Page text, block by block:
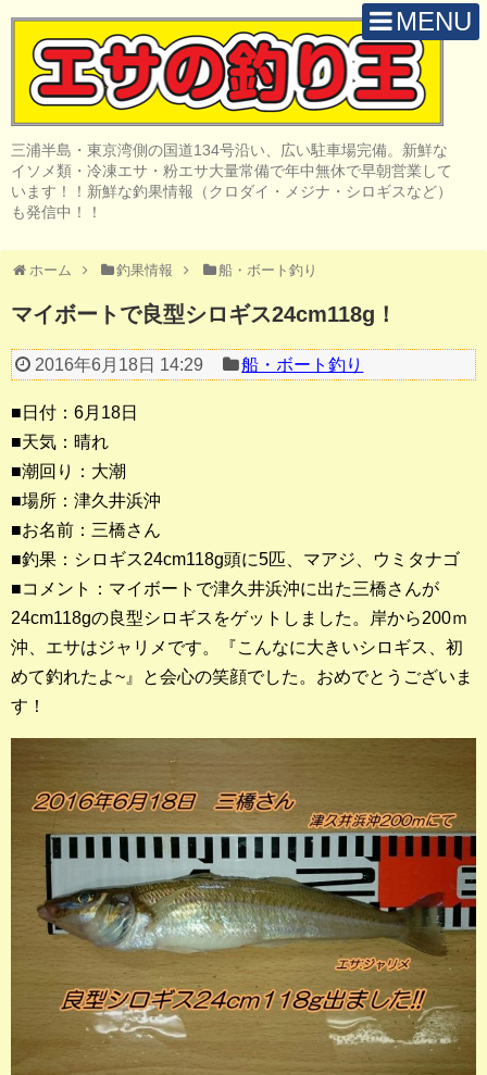
MENU
三浦半島・東京湾側の国道134号沿い、広い駐車場完備。新鮮な
イソメ類・冷凍エサ・粉エサ大量常備で年中無休で早朝営業して
います！！新鮮な釣果情報（クロダイ・メジナ・シロギスなど）
も発信中！！
ホーム 釣果情報 船・ボート釣り
マイボートで良型シロギス24cm118g！
2016年6月18日 14:29 船・ボート釣り
■日付：6月18日
■天気：晴れ
■潮回り：大潮
■場所：津久井浜沖
■お名前：三橋さん
■釣果：シロギス24cm118g頭に5匹、マアジ、ウミタナゴ
■コメント：マイボートで津久井浜沖に出た三橋さんが
24cm118gの良型シロギスをゲットしました。岸から200ｍ
沖、エサはジャリメです。『こんなに大きいシロギス、初
めて釣れたよ~』と会心の笑顔でした。おめでとうございま
す！
H O M E
取 扱 商 品
釣 果 情 報
陸っぱりルアー
船・ボート釣り
その他の釣り
釣果ランキング
2023年 クロダイ部門
2023年 メジナ部門
歴代釣果ランキング
シロギス部門
過去の釣果ランキング
ブログ・釣行記
スタッフブログ
店長釣行記
スタッフ釣行記